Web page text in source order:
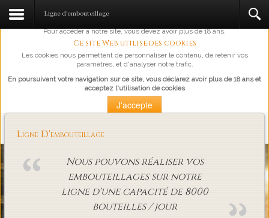
L'abus d'alcool est dangereux pour la santé, à consommer avec
Pour accéder à notre site, vous devez avoir plus de 18 ans.
Ce site Web utilise des cookies
Les cookies nous permettent de personnaliser le contenu, de retenir vos
paramètres, et d'analyser notre trafic.
En poursuivant votre navigation sur ce site, vous déclarez avoir plus de 18 ans et
acceptez l'utilisation de cookies
J'accepte
Loading...
Ligne d'embouteillage
Ligne D'embouteillage
Nous pouvons réaliser vos
embouteillages sur notre
ligne d'une capacité de 8000
bouteilles / jour